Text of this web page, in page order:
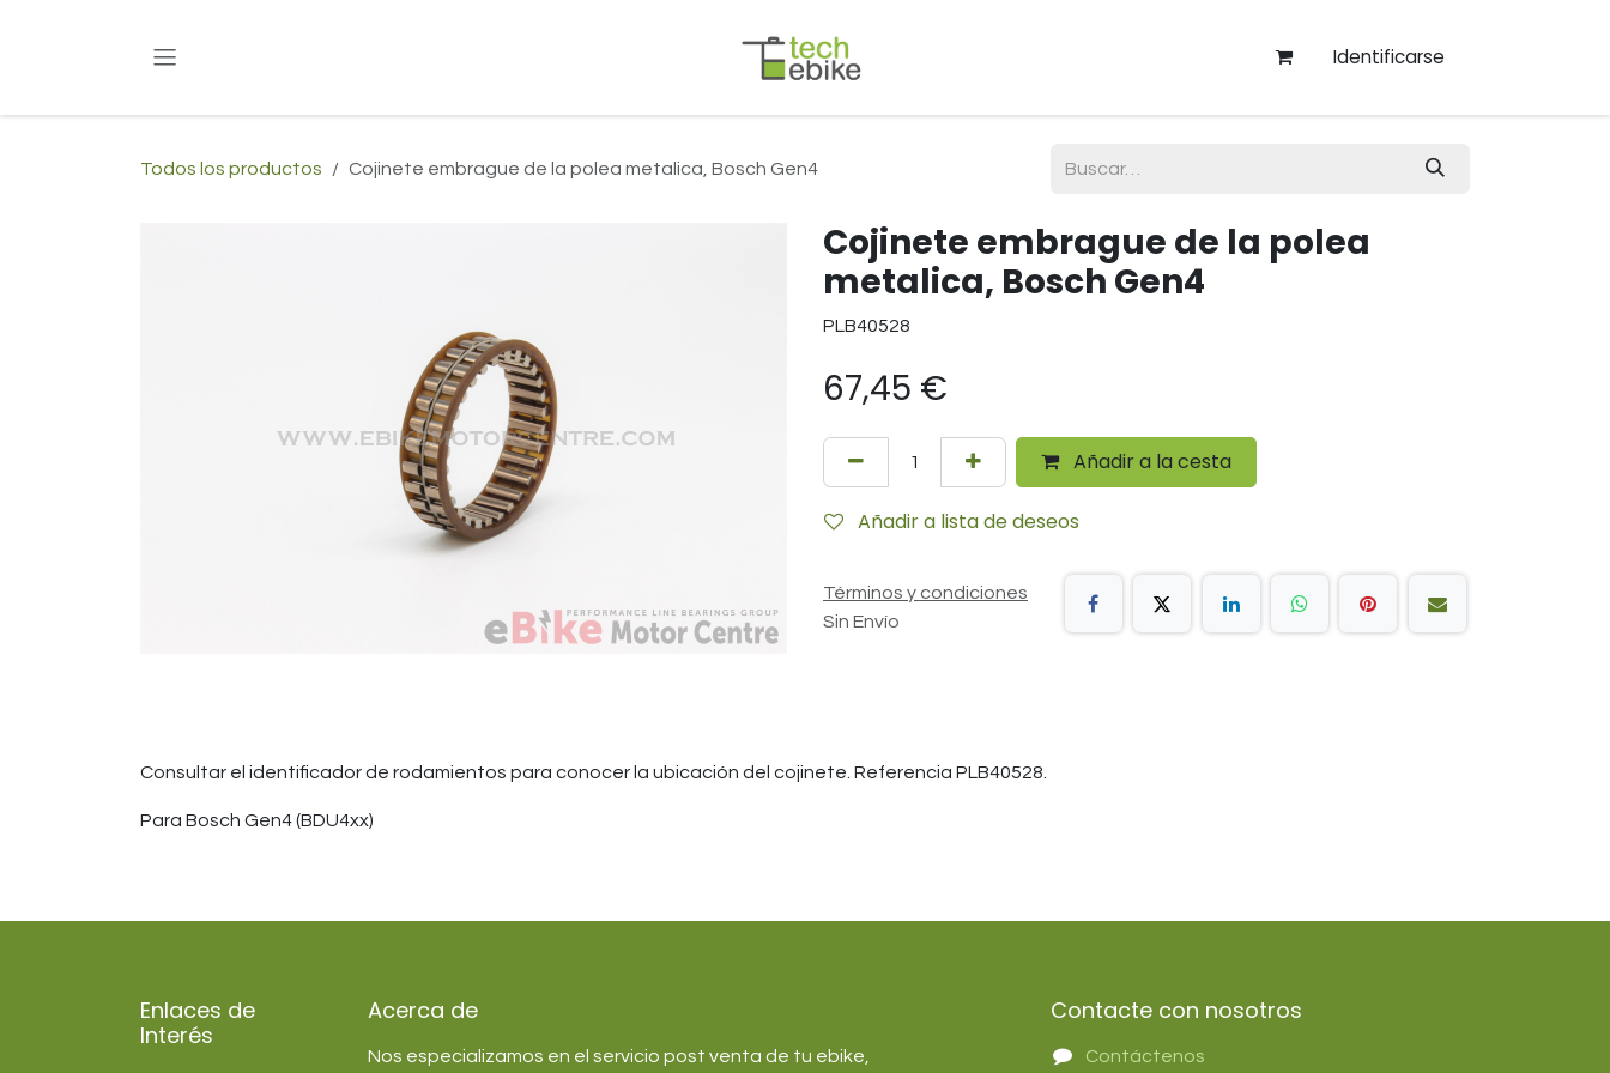
Identificarse
Todos los productos Cojinete embrague de la polea metalica, Bosch Gen4
Cojinete embrague de la polea
metalica, Bosch Gen4
PLB40528
67,45 €
Añadir a la cesta
Añadir a lista de deseos
Términos y condiciones
Sin Envío
Consultar el identificador de rodamientos para conocer la ubicación del cojinete. Referencia PLB40528.
Para Bosch Gen4 (BDU4xx)
Enlaces de
Interés
Acerca de
Nos especializamos en el servicio post venta de tu ebike,
Contacte con nosotros
Contáctenos